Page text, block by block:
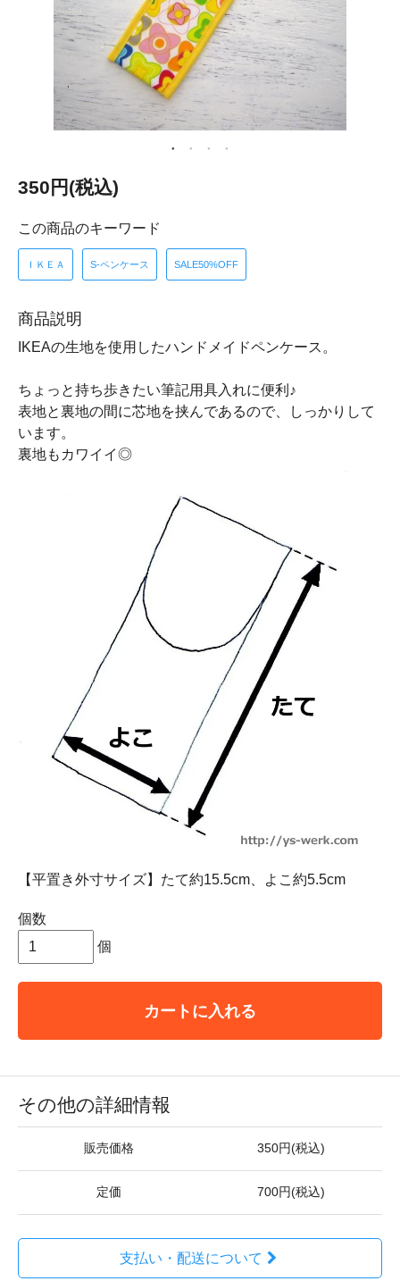
350円(税込)
この商品のキーワード
ＩＫＥＡ S-ペンケース SALE50%OFF
商品説明
IKEAの生地を使用したハンドメイドペンケース。
ちょっと持ち歩きたい筆記用具入れに便利♪
表地と裏地の間に芯地を挟んであるので、しっかりして
います。
裏地もカワイイ◎
【平置き外寸サイズ】たて約15.5cm、よこ約5.5cm
個数
個
カートに入れる
その他の詳細情報
販売価格 350円(税込)
定価 700円(税込)
支払い・配送について